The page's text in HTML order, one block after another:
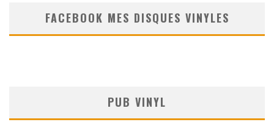
FACEBOOK MES DISQUES VINYLES
PUB VINYL